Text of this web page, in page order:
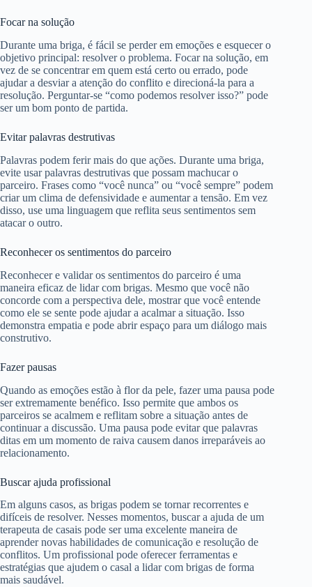
Focar na solução
Durante uma briga, é fácil se perder em emoções e esquecer o
objetivo principal: resolver o problema. Focar na solução, em
vez de se concentrar em quem está certo ou errado, pode
ajudar a desviar a atenção do conflito e direcioná-la para a
resolução. Perguntar-se “como podemos resolver isso?” pode
ser um bom ponto de partida.
Evitar palavras destrutivas
Palavras podem ferir mais do que ações. Durante uma briga,
evite usar palavras destrutivas que possam machucar o
parceiro. Frases como “você nunca” ou “você sempre” podem
criar um clima de defensividade e aumentar a tensão. Em vez
disso, use uma linguagem que reflita seus sentimentos sem
atacar o outro.
Reconhecer os sentimentos do parceiro
Reconhecer e validar os sentimentos do parceiro é uma
maneira eficaz de lidar com brigas. Mesmo que você não
concorde com a perspectiva dele, mostrar que você entende
como ele se sente pode ajudar a acalmar a situação. Isso
demonstra empatia e pode abrir espaço para um diálogo mais
construtivo.
Fazer pausas
Quando as emoções estão à flor da pele, fazer uma pausa pode
ser extremamente benéfico. Isso permite que ambos os
parceiros se acalmem e reflitam sobre a situação antes de
continuar a discussão. Uma pausa pode evitar que palavras
ditas em um momento de raiva causem danos irreparáveis ao
relacionamento.
Buscar ajuda profissional
Em alguns casos, as brigas podem se tornar recorrentes e
difíceis de resolver. Nesses momentos, buscar a ajuda de um
terapeuta de casais pode ser uma excelente maneira de
aprender novas habilidades de comunicação e resolução de
conflitos. Um profissional pode oferecer ferramentas e
estratégias que ajudem o casal a lidar com brigas de forma
mais saudável.